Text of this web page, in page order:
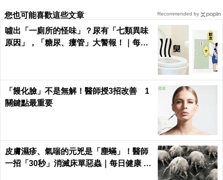
您也可能喜歡這些文章
噓出「一廁所的怪味」？尿有「七類異味
原因」，「糖尿、瘻管」大警報！｜每日
「饅化臉」不是無解！醫師授3招改善 1
關鍵點最重要
皮膚濕疹、氣喘的元兇是「塵蟎」！醫師
一招「30秒」消滅床單惡蟲｜每日健康 H
Recommended by